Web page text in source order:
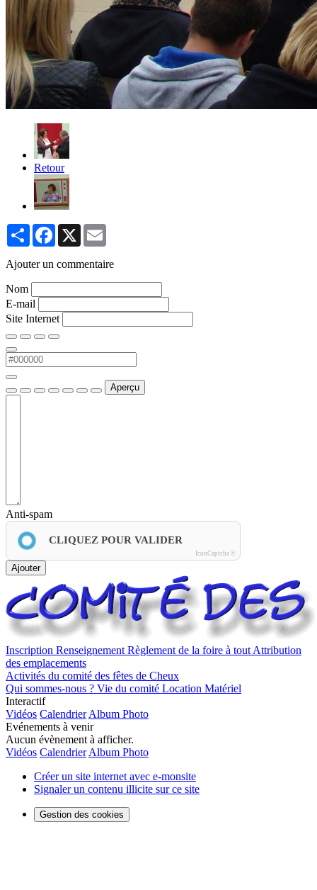
Retour
PartagerFacebook
X
Ajouter un commentaire
Nom
E-mail
Site Internet
Aperçu
Anti-spam
CLIQUEZ POUR VALIDER
IconCaptcha ©
Ajouter
Inscription Renseignement Règlement de la foire à tout Attribution
des emplacements
Activités du comité des fêtes de Cheux
Qui sommes-nous ? Vie du comité Location Matériel
Interactif
Vidéos Calendrier Album Photo
Evénements à venir
Aucun évènement à afficher.
Vidéos Calendrier Album Photo
Créer un site internet avec e-monsite
Signaler un contenu illicite sur ce site
Gestion des cookies